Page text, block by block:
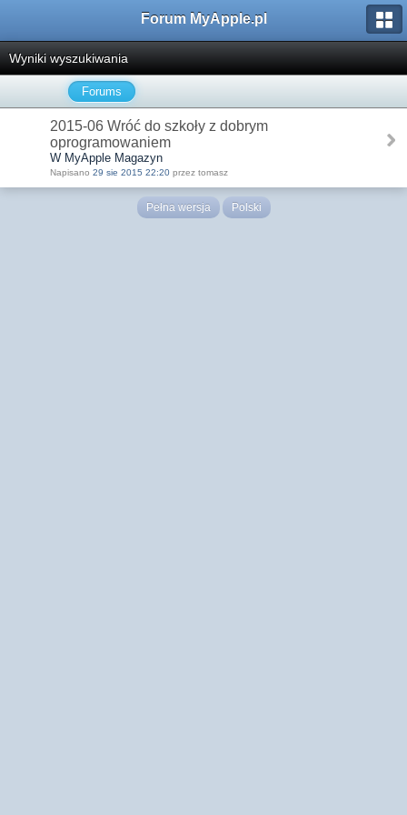
Forum MyApple.pl
Wyniki wyszukiwania
Forums
2015-06 Wróć do szkoły z dobrym
oprogramowaniem
W MyApple Magazyn
Napisano 29 sie 2015 22:20 przez tomasz
Pełna wersja Polski